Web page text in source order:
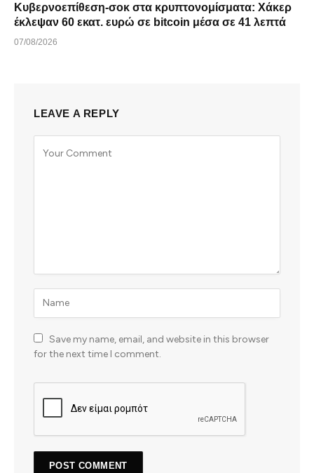
Κυβερνοεπίθεση-σοκ στα κρυπτονομίσματα: Χάκερ
έκλεψαν 60 εκατ. ευρώ σε bitcoin μέσα σε 41 λεπτά
07/08/2026
LEAVE A REPLY
Save my name, email, and website in this browser
for the next time I comment.